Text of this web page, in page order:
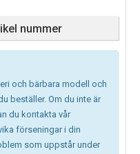
nummer
och bärbara modell och
beställer. Om du inte är
du kontakta vår
förseningar i din
som uppstår under